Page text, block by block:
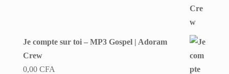
Je compte sur toi – MP3 Gospel | Adoram
Crew
0,00 CFA